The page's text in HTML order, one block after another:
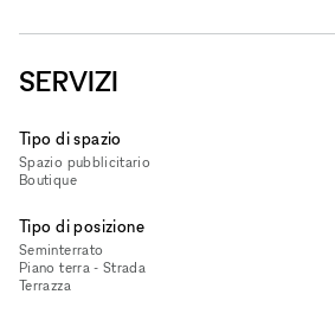
SERVIZI
Tipo di spazio
Spazio pubblicitario
Boutique
Tipo di posizione
Seminterrato
Piano terra - Strada
Terrazza